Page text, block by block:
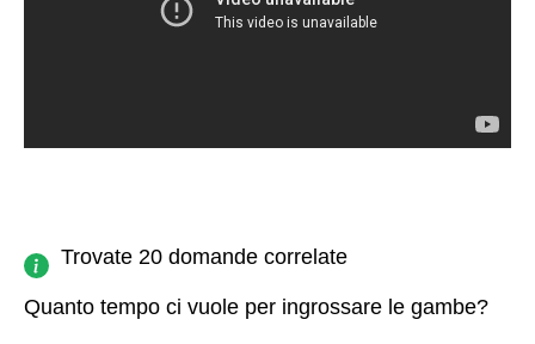
Trovate 20 domande correlate
Quanto tempo ci vuole per ingrossare le gambe?